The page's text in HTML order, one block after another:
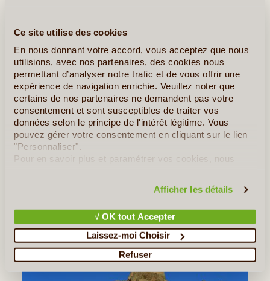
Ce site utilise des cookies
En nous donnant votre accord, vous acceptez que nous
utilisions, avec nos partenaires, des cookies nous
permettant d’analyser notre trafic et de vous offrir une
expérience de navigation enrichie. Veuillez noter que
certains de nos partenaires ne demandent pas votre
consentement et sont susceptibles de traiter vos
données selon le principe de l'intérêt légitime. Vous
pouvez gérer votre consentement en cliquant sur le lien
"Personnaliser".
Pour en savoir plus et paramétrer vos cookies, nous
Afficher les détails
√ OK tout Accepter
Laissez-moi Choisir
Refuser
vue d’en haut. La ville s’illuminera progressivement et
admirez cette vue incroyable sur la ville.
Alors rien de mieux pour terminer la journée que de
profiter duspectacle de sons et lumières des fontaines
dansantes.